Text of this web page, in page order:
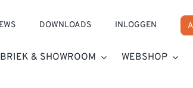
DOWNLOADS INLOGGEN
& SHOWROOM WEBSHOP